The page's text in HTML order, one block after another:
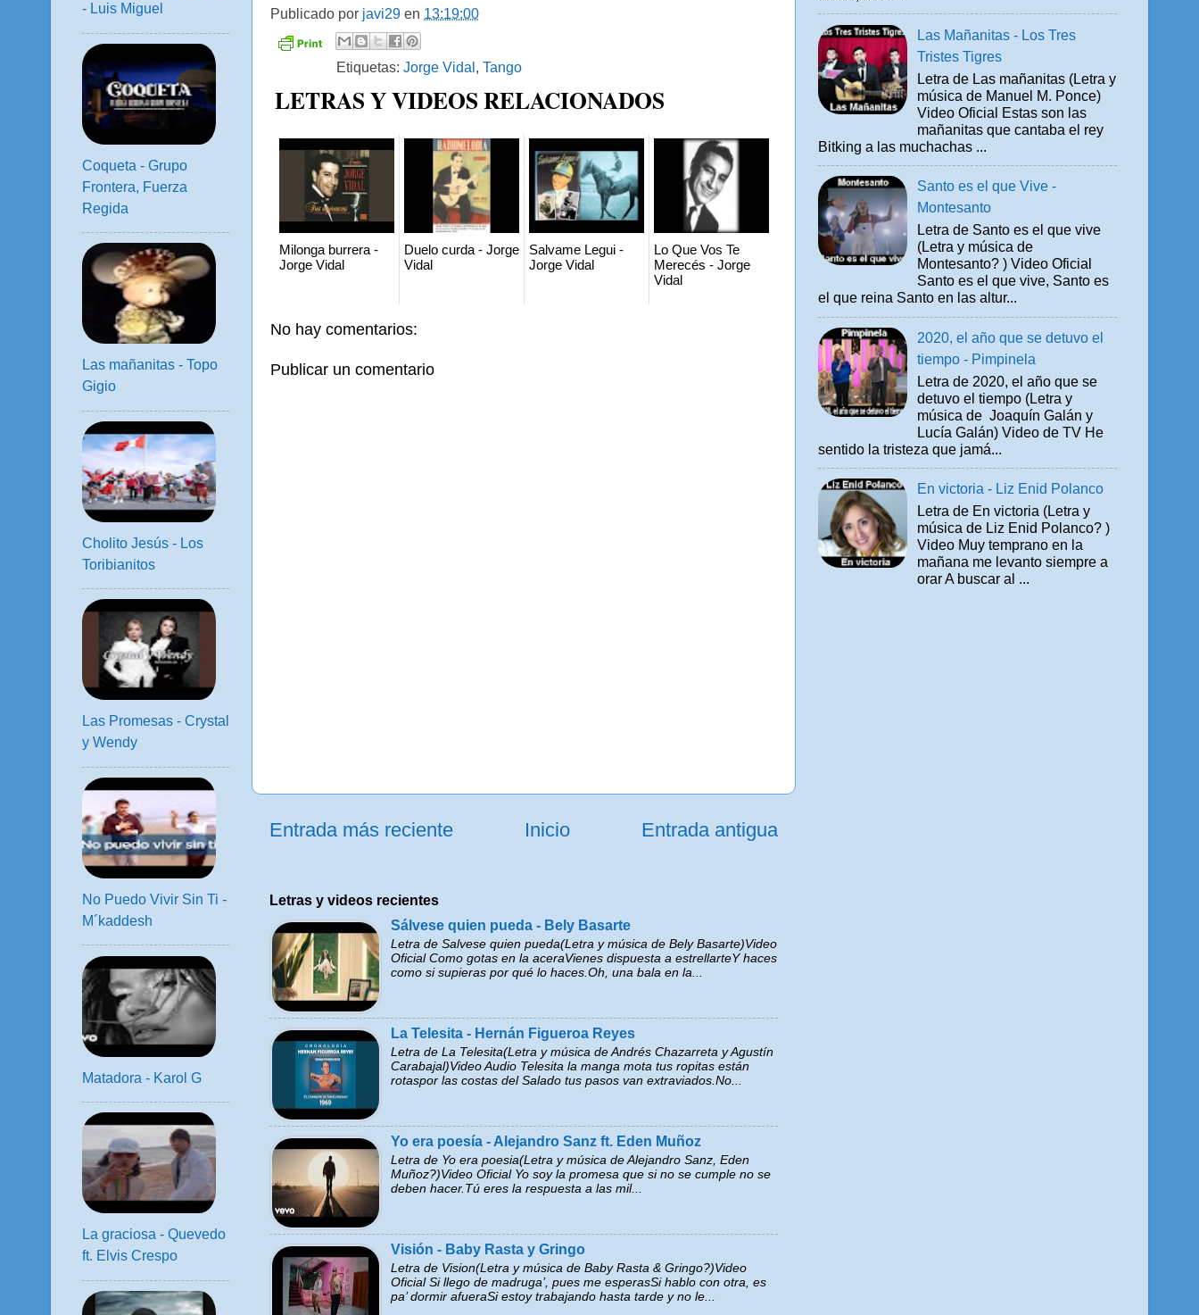
Publicado por javi29 en 13:19:00
Etiquetas: Jorge Vidal , Tango
LETRAS Y VIDEOS RELACIONADOS
Milonga burrera -
Jorge Vidal
Duelo curda - Jorge
Vidal
Salvame Legui -
Jorge Vidal
Lo Que Vos Te
Merecés - Jorge
Vidal
No hay comentarios:
Publicar un comentario
Entrada más reciente Entrada antigua
Inicio
Letras y videos recientes
Sálvese quien pueda - Bely Basarte
Letra de Salvese quien pueda(Letra y música de Bely Basarte)Video
Oficial Como gotas en la aceraVienes dispuesta a estrellarteY haces
como si supieras por qué lo haces.Oh, una bala en la...
La Telesita - Hernán Figueroa Reyes
Letra de La Telesita(Letra y música de Andrés Chazarreta y Agustín
Carabajal)Video Audio Telesita la manga mota tus ropitas están
rotaspor las costas del Salado tus pasos van extraviados.No...
Yo era poesía - Alejandro Sanz ft. Eden Muñoz
Letra de Yo era poesia(Letra y música de Alejandro Sanz, Eden
Muñoz?)Video Oficial Yo soy la promesa que si no se cumple no se
deben hacer.Tú eres la respuesta a las mil...
Visión - Baby Rasta y Gringo
Letra de Vision(Letra y música de Baby Rasta & Gringo?)Video
Oficial Si llego de madruga’, pues me esperasSi hablo con otra, es
pa’ dormir afueraSi estoy trabajando hasta tarde y no le...
- Luis Miguel
Coqueta - Grupo
Frontera, Fuerza
Regida
Las mañanitas - Topo
Gigio
Cholito Jesús - Los
Toribianitos
Las Promesas - Crystal
y Wendy
No Puedo Vivir Sin Ti -
M´kaddesh
Matadora - Karol G
La graciosa - Quevedo
ft. Elvis Crespo
Las Mañanitas - Los Tres
Tristes Tigres
Letra de Las mañanitas (Letra y
música de Manuel M. Ponce)
Video Oficial Estas son las
mañanitas que cantaba el rey
Bitking a las muchachas ...
Santo es el que Vive -
Montesanto
Letra de Santo es el que vive
(Letra y música de
Montesanto? ) Video Oficial
Santo es el que vive, Santo es
el que reina Santo en las altur...
2020, el año que se detuvo el
tiempo - Pimpinela
Letra de 2020, el año que se
detuvo el tiempo (Letra y
música de Joaquín Galán y
Lucía Galán) Video de TV He
sentido la tristeza que jamá...
En victoria - Liz Enid Polanco
Letra de En victoria (Letra y
música de Liz Enid Polanco? )
Video Muy temprano en la
mañana me levanto siempre a
orar A buscar al ...